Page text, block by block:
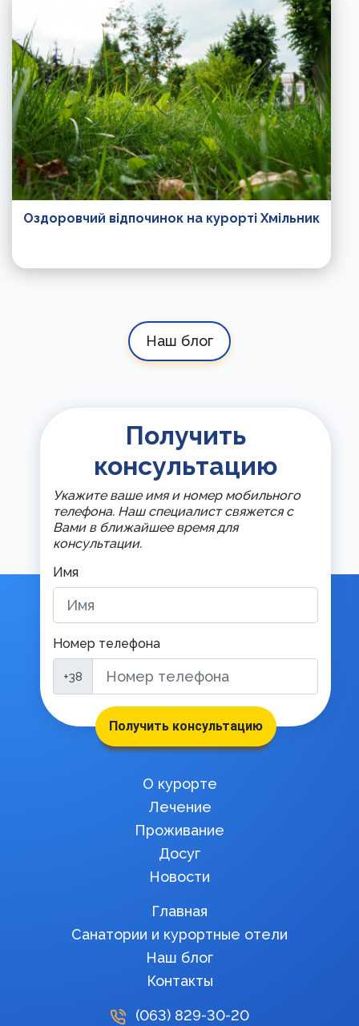
Оздоровчий відпочинок на курорті Хмільник
Наш блог
Получить
консультацию
Укажите ваше имя и номер мобильного
телефона. Наш специалист свяжется с
Вами в ближайшее время для
консультации.
Имя
Номер телефона
+38
Получить консультацию
О курорте
Лечение
Проживание
Досуг
Новости
Главная
Санатории и курортные отели
Наш блог
Контакты
(063) 829-30-20